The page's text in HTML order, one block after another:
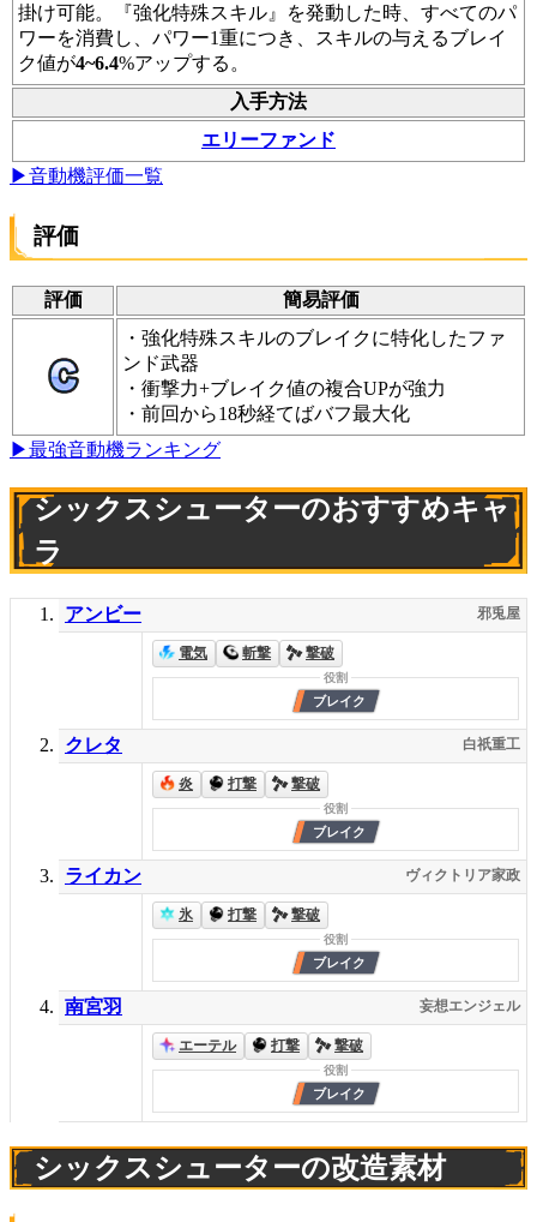
掛け可能。『強化特殊スキル』を発動した時、すべてのパ
ワーを消費し、パワー1重につき、スキルの与えるブレイ
ク値が4~6.4%アップする。
入手方法
エリーファンド
▶音動機評価一覧
評価
評価
簡易評価
・強化特殊スキルのブレイクに特化したファ
ンド武器
・衝撃力+ブレイク値の複合UPが強力
・前回から18秒経てばバフ最大化
▶最強音動機ランキング
シックスシューターのおすすめキャ
ラ
アンビー 邪兎屋
電気 斬撃 撃破
クレタ 白祇重工
炎 打撃 撃破
ライカン ヴィクトリア家政
氷 打撃 撃破
南宮羽 妄想エンジェル
エーテル 打撃 撃破
シックスシューターの改造素材